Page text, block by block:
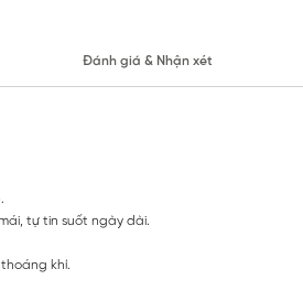
Đánh giá & Nhận xét
tự tin suốt ngày dài.
khí.